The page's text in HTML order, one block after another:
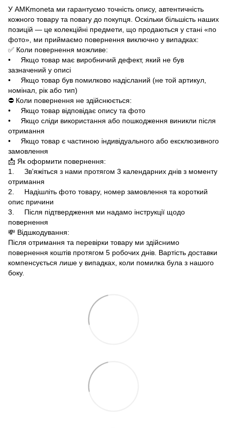
У AMKmoneta ми гарантуємо точність опису, автентичність
кожного товару та повагу до покупця. Оскільки більшість наших
позицій — це колекційні предмети, що продаються у стані «по
фото», ми приймаємо повернення виключно у випадках:
✅ Коли повернення можливе:
• Якщо товар має виробничий дефект, який не був
зазначений у описі
• Якщо товар був помилково надісланий (не той артикул,
номінал, рік або тип)
⛔ Коли повернення не здійснюється:
• Якщо товар відповідає опису та фото
• Якщо сліди використання або пошкодження виникли після
отримання
• Якщо товар є частиною індивідуального або ексклюзивного
замовлення
📩 Як оформити повернення:
1. Зв’яжіться з нами протягом 3 календарних днів з моменту
отримання
2. Надішліть фото товару, номер замовлення та короткий
опис причини
3. Після підтвердження ми надамо інструкції щодо
повернення
💸 Відшкодування:
Після отримання та перевірки товару ми здійснимо
повернення коштів протягом 5 робочих днів. Вартість доставки
компенсується лише у випадках, коли помилка була з нашого
боку.